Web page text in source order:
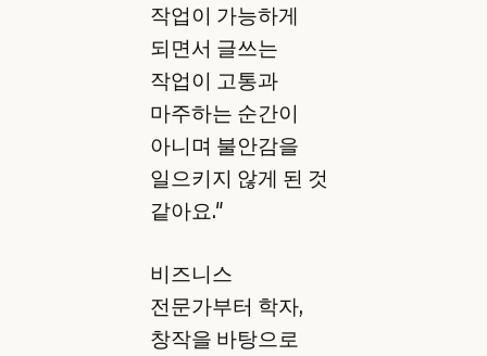
작업이 가능하게
되면서 글쓰는
작업이 고통과
마주하는 순간이
아니며 불안감을
일으키지 않게 된 것
같아요."
비즈니스
전문가부터 학자,
창작을 바탕으로